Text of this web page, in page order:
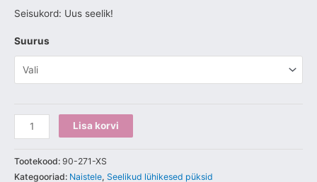
Seisukord: Uus seelik!
Suurus
Lisa korvi
Tootekood: 90-271-XS
Kategooriad: Naistele, Seelikud lühikesed püksid